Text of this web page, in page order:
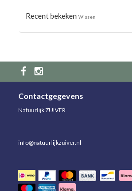
Recent bekeken Wissen
Contactgegevens
Natuurlijk ZUIVER
info@natuurlijkzuiver.nl